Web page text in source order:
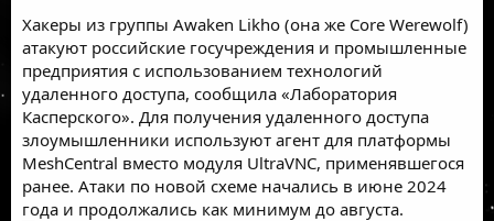
Хакеры из группы Awaken Likho (она же Core Werewolf)
атакуют российские госучреждения и промышленные
предприятия с использованием технологий
удаленного доступа, сообщила «Лаборатория
Касперского». Для получения удаленного доступа
злоумышленники используют агент для платформы
MeshCentral вместо модуля UltraVNC, применявшегося
ранее. Атаки по новой схеме начались в июне 2024
года и продолжались как минимум до августа.